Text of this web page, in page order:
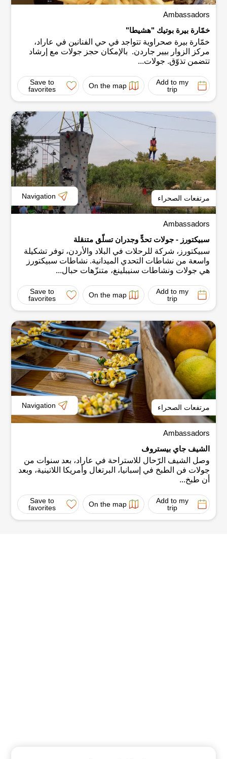
Ambassadors
خمّارة بيرة بوتيك "هشيطا"
خمّارة بيرة صحراوية تتواجد في حي الفنانين في عاراد،
مركز الزوار بيير جاردن. بالإمكان حجز جولات مع إرشاد
تتضمن تذوّق. جولات...
Add to my
trip
On the map
Save to
favorites
مرتفعات الصحراء Navigation
Ambassadors
سبيكتورز - جولات تحدٍّ وجدران تسلّق متنقلة
سبيكتورز، شركة للرحلات في البلاد والأردن، توفر تشكيلة
واسعة من نشاطات التحدي الميدانية. نشاطات سبيكتورز
هي جولات ونشاطات سنيبلينغ، متنزّهات حبال...
Add to my
trip
On the map
Save to
favorites
مرتفعات الصحراء Navigation
Ambassadors
الشيف جاي بيستروف
وصل الشيف الرّحال للاستراحة في عاراد، بعد سنوات من
جولات فن الطبخ في إسبانيا، البرتغال وأمريكا اللاتينية، وبعد
أن طبخ...
Add to my
trip
On the map
Save to
favorites